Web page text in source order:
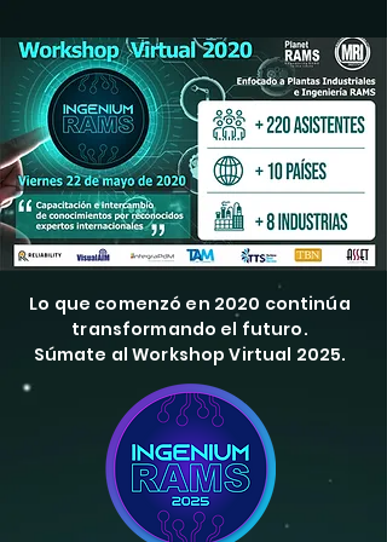
Lo que comenzó en 2020 continúa
transformando el futuro.
Súmate al Workshop Virtual 2025.